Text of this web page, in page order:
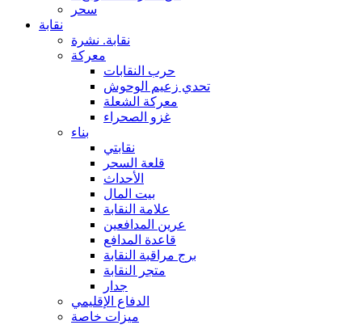
سحر
نقابة
نقابة. نشرة
معركة
حرب النقابات
تحدي زعيم الوحوش
معركة الشعلة
غزو الصحراء
بناء
نقابتي
قلعة السحر
الأحداث
بيت المال
علامة النقابة
عرين المدافعين
قاعدة المدافع
برج مراقبة النقابة
متجر النقابة
جدار
الدفاع الإقليمي
ميزات خاصة